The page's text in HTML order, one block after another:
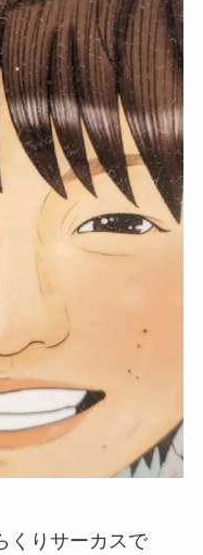
くりサーカスで